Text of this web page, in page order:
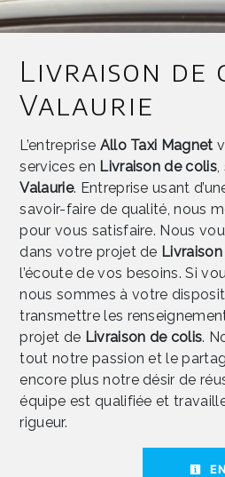
Livraison de
Valaurie
L’entreprise Allo Taxi Magnet
services en Livraison de colis
Valaurie. Entreprise usant
savoir-faire de qualité, nous
pour vous satisfaire. Nous
dans votre projet de
l’écoute de vos besoins. Si
nous sommes à votre
transmettre les
projet de Livraison de colis.
tout notre passion et le
encore plus notre désir de
équipe est qualifiée et
rigueur.